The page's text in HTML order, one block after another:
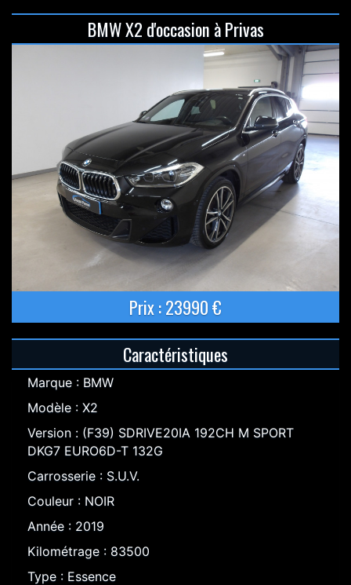
BMW X2 d'occasion à Privas
Prix : 23990 €
Caractéristiques
Marque : BMW
Modèle : X2
Version : (F39) SDRIVE20IA 192CH M SPORT
DKG7 EURO6D-T 132G
Carrosserie : S.U.V.
Couleur : NOIR
Année : 2019
Kilométrage : 83500
Type : Essence